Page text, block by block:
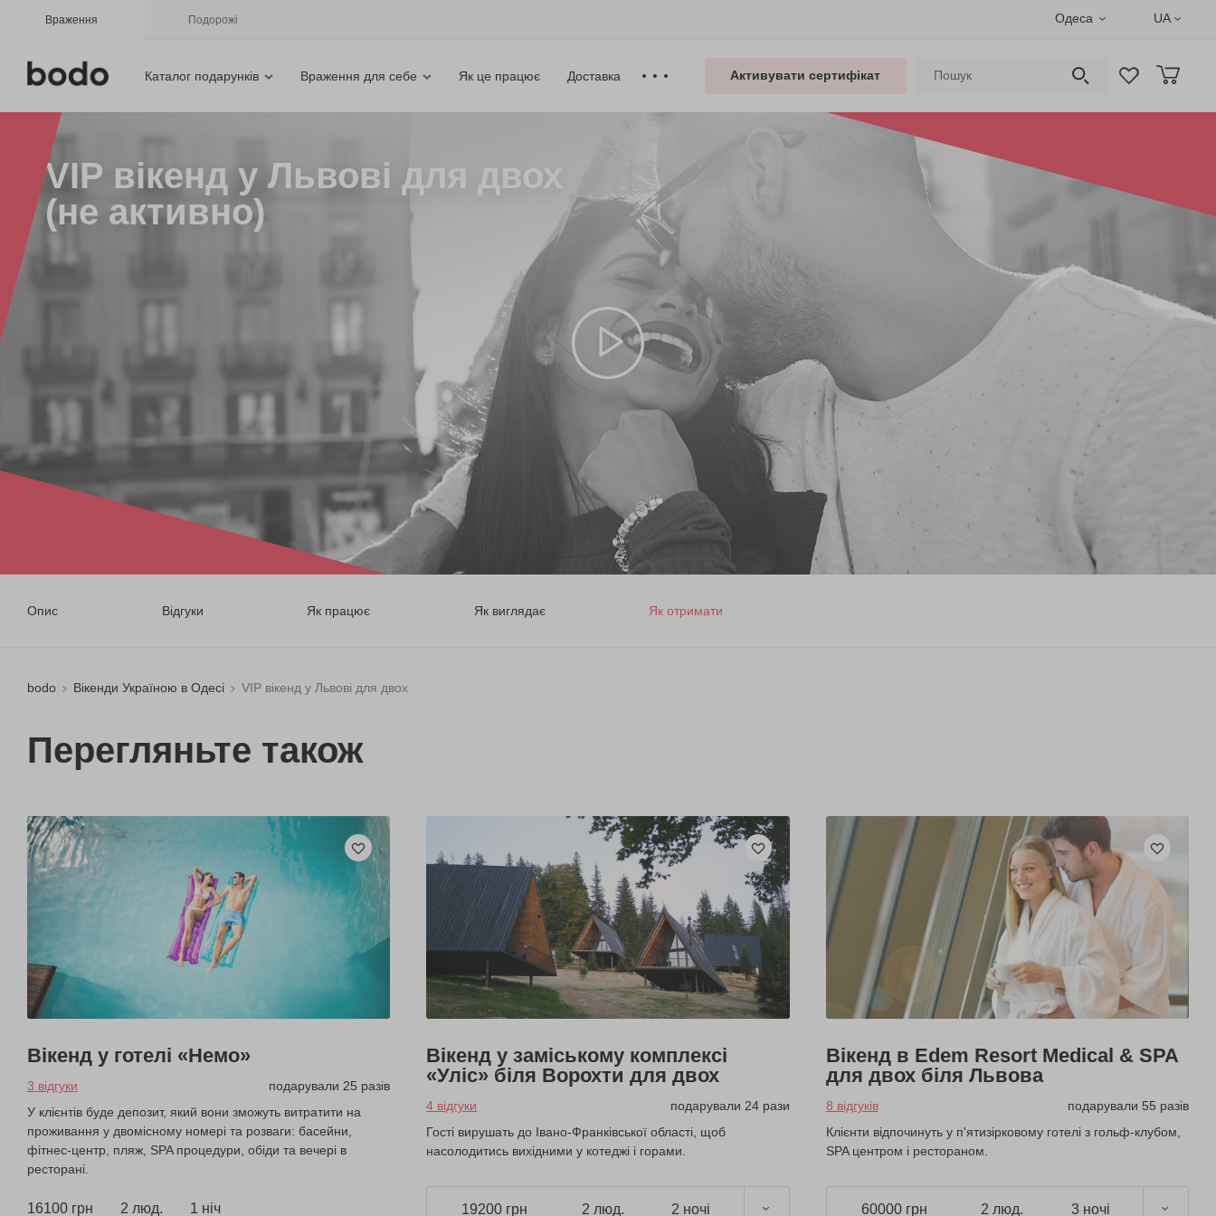
Враження Подорожі Одеса UA
Каталог подарунків Враження для себе Як це працює Доставка Активувати сертифікат
VIP вікенд у Львові для двох
(не активно)
Опис Відгуки Як працює Як виглядає Як отримати
bodo Вікенди Україною в Одесі VIP вікенд у Львові для двох
Перегляньте також
Вікенд у готелі «Немо»
3 відгуки
подарували 25 разів
У клієнтів буде депозит, який вони зможуть витратити на
проживання у двомісному номері та розваги: ​​басейни,
фітнес-центр, пляж, SPA процедури, обіди та вечері в
ресторані.
16100 грн 2 люд. 1 ніч
Вікенд у заміському комплексі
«Уліс» біля Ворохти для двох
4 відгуки
подарували 24 рази
Гості вирушать до Івано-Франківської області, щоб
насолодитись вихідними у котеджі і горами.
19200 грн 2 люд. 2 ночі
Вікенд в Edem Resort Medical & SPA
для двох біля Львова
8 відгуків
подарували 55 разів
Клієнти відпочинуть у п'ятизірковому готелі з гольф-клубом,
SPA центром і рестораном.
60000 грн 2 люд. 3 ночі